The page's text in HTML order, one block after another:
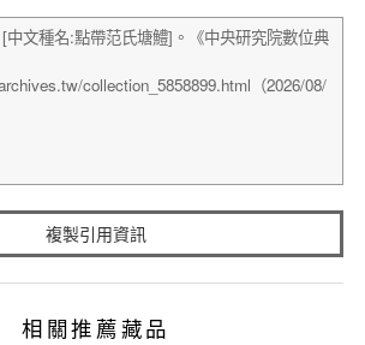
複製引用資訊
相關推薦藏品